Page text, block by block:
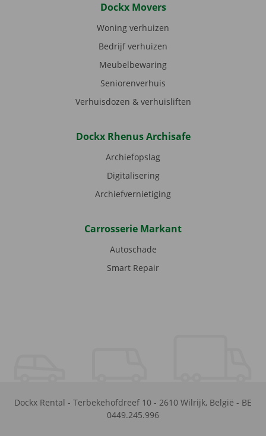
Dockx Movers
Woning verhuizen
Bedrijf verhuizen
Meubelbewaring
Seniorenverhuis
Verhuisdozen & verhuisliften
Dockx Rhenus Archisafe
Archiefopslag
Digitalisering
Archiefvernietiging
Carrosserie Markant
Autoschade
Smart Repair
Dockx Rental - Terbekehofdreef 10 - 2610 Wilrijk, België - BE
0449.245.996